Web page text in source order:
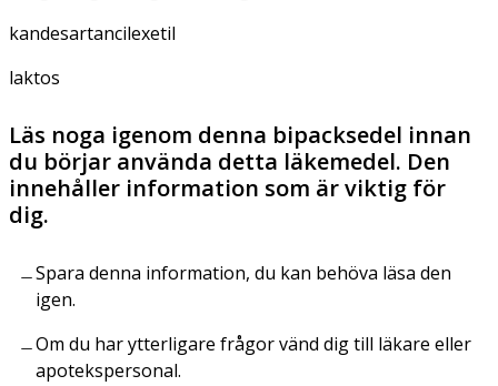
kandesartancilexetil
laktos
Läs noga igenom denna bipacksedel innan
du börjar använda detta läkemedel. Den
innehåller information som är viktig för
dig.
Spara denna information, du kan behöva läsa den
igen.
Om du har ytterligare frågor vänd dig till läkare eller
apotekspersonal.